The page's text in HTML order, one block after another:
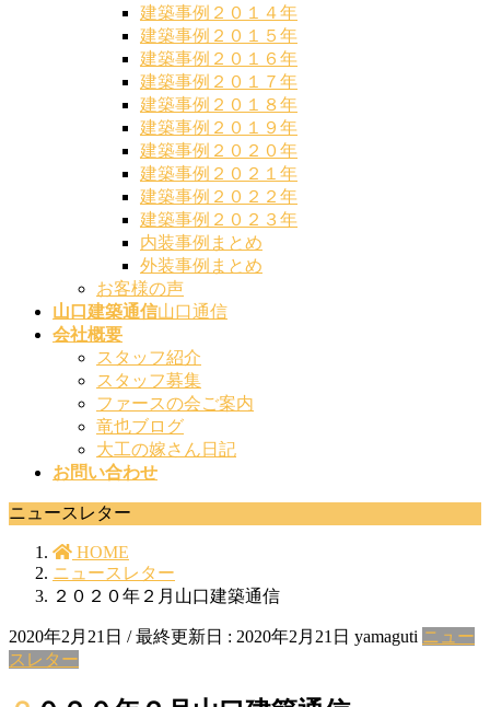
建築事例２０１４年
建築事例２０１５年
建築事例２０１６年
建築事例２０１７年
建築事例２０１８年
建築事例２０１９年
建築事例２０２０年
建築事例２０２１年
建築事例２０２２年
建築事例２０２３年
内装事例まとめ
外装事例まとめ
お客様の声
山口建築通信山口通信
会社概要
スタッフ紹介
スタッフ募集
ファースの会ご案内
竜也ブログ
大工の嫁さん日記
お問い合わせ
ニュースレター
HOME
ニュースレター
２０２０年２月山口建築通信
2020年2月21日 / 最終更新日 : 2020年2月21日 yamaguti ニュー
スレター